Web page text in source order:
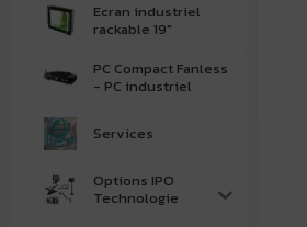
Ecran industriel
rackable 19"
PC Compact Fanless
- PC industriel
Services
Options IPO
Technologie